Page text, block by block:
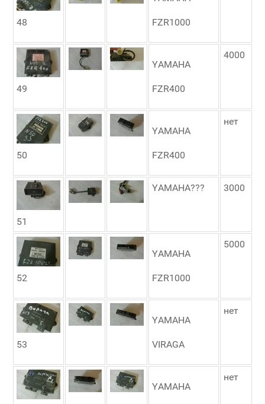
48 FZR1000
49
YAMAHA
FZR400
4000
50
YAMAHA
FZR400
нет
51
YAMAHA??? 3000
52
YAMAHA
FZR1000
5000
53
YAMAHA
VIRAGA
нет
YAMAHA
нет